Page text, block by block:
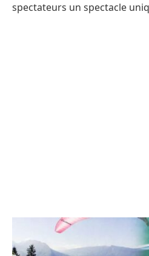
spectateurs un spectacle